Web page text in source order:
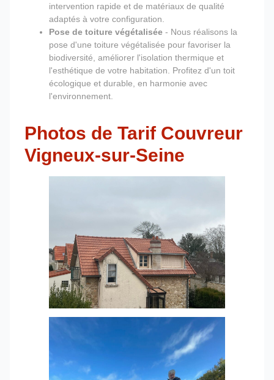
intervention rapide et de matériaux de qualité
adaptés à votre configuration.
Pose de toiture végétalisée - Nous réalisons la
pose d'une toiture végétalisée pour favoriser la
biodiversité, améliorer l'isolation thermique et
l'esthétique de votre habitation. Profitez d'un toit
écologique et durable, en harmonie avec
l'environnement.
Photos de Tarif Couvreur
Vigneux-sur-Seine